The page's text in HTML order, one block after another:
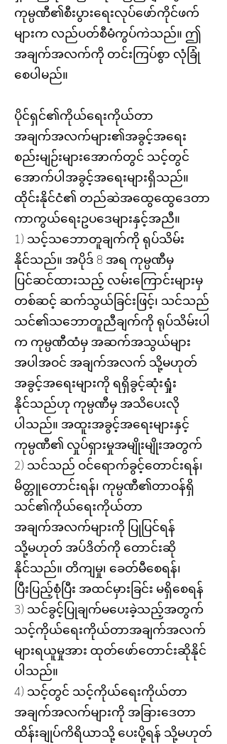
ကုမ္ပဏီ၏စီးပွားရေးလုပ်ဖော်ကိုင်ဖက်
များက လည်ပတ်စီမံကွပ်ကဲသည်။ ဤ
အချက်အလက်ကို တင်းကြပ်စွာ လုံခြုံ
စေပါမည်။
ပိုင်ရှင်၏ကိုယ်ရေးကိုယ်တာ
အချက်အလက်များ၏အခွင့်အရေး
စည်းမျဉ်းများအောက်တွင် သင့်တွင်
အောက်ပါအခွင့်အရေးများရှိသည်။
ထိုင်းနိုင်ငံ၏ တည်ဆဲအထွေထွေဒေတာ
ကာကွယ်ရေးဥပဒေများနှင့်အညီ။
1) သင့်သဘောတူချက်ကို ရုပ်သိမ်း
နိုင်သည်။ အပိုဒ် 8 အရ ကုမ္ပဏီမှ
ပြင်ဆင်ထားသည့် လမ်းကြောင်းများမှ
တစ်ဆင့် ဆက်သွယ်ခြင်းဖြင့်၊ သင်သည်
သင်၏သဘောတူညီချက်ကို ရုပ်သိမ်းပါ
က ကုမ္ပဏီထံမှ အဆက်အသွယ်များ
အပါအဝင် အချက်အလက် သို့မဟုတ်
အခွင့်အရေးများကို ရရှိခွင့်ဆုံးရှုံး
နိုင်သည်ဟု ကုမ္ပဏီမှ အသိပေးလို
ပါသည်။ အထူးအခွင့်အရေးများနှင့်
ကုမ္ပဏီ၏ လှုပ်ရှားမှုအမျိုးမျိုးအတွက်
2) သင်သည် ဝင်ရောက်ခွင့်တောင်းရန်၊
မိတ္တူတောင်းရန်၊ ကုမ္ပဏီ၏တာဝန်ရှိ
သင်၏ကိုယ်ရေးကိုယ်တာ
အချက်အလက်များကို ပြုပြင်ရန်
သို့မဟုတ် အပ်ဒိတ်ကို တောင်းဆို
နိုင်သည်။ တိကျမှု၊ ခေတ်မီစေရန်၊
ပြီးပြည့်စုံပြီး အထင်မှားခြင်း မရှိစေရန်
3) သင်ခွင့်ပြုချက်မပေးခဲ့သည့်အတွက်
သင့်ကိုယ်ရေးကိုယ်တာအချက်အလက်
များရယူမှုအား ထုတ်ဖော်တောင်းဆိုနိုင်
ပါသည်။
4) သင့်တွင် သင့်ကိုယ်ရေးကိုယ်တာ
အချက်အလက်များကို အခြားဒေတာ
ထိန်းချုပ်ကိရိယာသို့ ပေးပို့ရန် သို့မဟုတ်